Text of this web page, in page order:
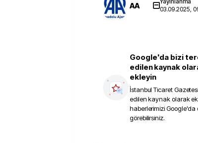
AA
03.09.2025,
Google'da bizi
edilen kaynak
ekleyin
İstanbul Ticaret
edilen kaynak olarak
haberlerimizi Google'da
görebilirsiniz.